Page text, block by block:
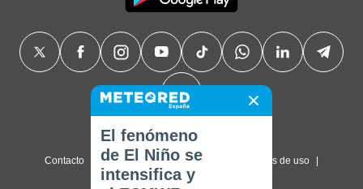
Contacto Sobre nosotros FAQ Términos de uso
El fenómeno
de El Niño se
intensifica y